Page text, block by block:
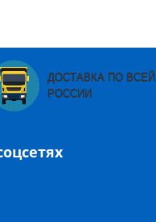
ДОСТАВКА ПО ВСЕЙ
РОССИИ